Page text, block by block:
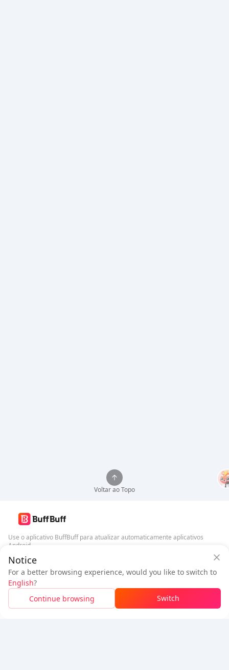
A pagar
Detalhes do preço
$1.03
Faça loginparaganhar 50 pontos (0.50 USD) +1 pontos ( 0.01USD)
Recarga
Notice
For a better browsing experience, would you like to switch to
English?
Continue browsing
Switch
Voltar ao Topo
Use o aplicativo BuffBuff para atualizar automaticamente aplicativos
Android
Baixar BuffBuff
Siga-nos